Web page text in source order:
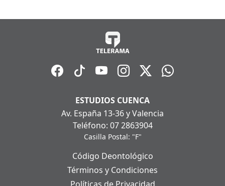
ESTUDIOS CUENCA
Av. España 13-36 y Valencia
Teléfono: 07 2863904
Casilla Postal: "F"
Código Deontológico
Términos y Condiciones